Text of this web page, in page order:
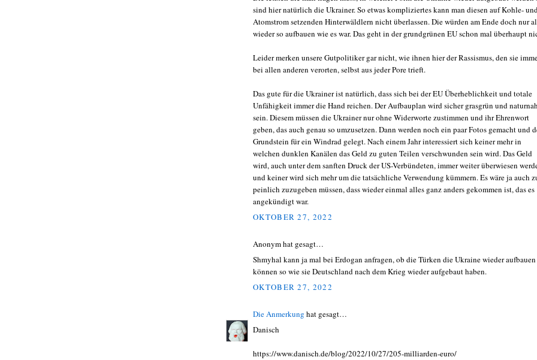
sind hier natürlich die Ukrainer. So etwas kompliziertes kann man diesen auf Kohle-
Atomstrom setzenden Hinterwäldlern nicht überlassen. Die würden am Ende doch nur
wieder so aufbauen wie es war. Das geht in der grundgrünen EU schon mal überhaupt
Leider merken unsere Gutpolitiker gar nicht, wie ihnen hier der Rassismus, den sie
bei allen anderen verorten, selbst aus jeder Pore trieft.
Das gute für die Ukrainer ist natürlich, dass sich bei der EU Überheblichkeit und totale
Unfähigkeit immer die Hand reichen. Der Aufbauplan wird sicher grasgrün und naturnah
sein. Diesem müssen die Ukrainer nur ohne Widerworte zustimmen und ihr Ehrenwort
geben, das auch genau so umzusetzen. Dann werden noch ein paar Fotos gemacht und
Grundstein für ein Windrad gelegt. Nach einem Jahr interessiert sich keiner mehr in
welchen dunklen Kanälen das Geld zu guten Teilen verschwunden sein wird. Das Geld
wird, auch unter dem sanften Druck der US-Verbündeten, immer weiter überwiesen
und keiner wird sich mehr um die tatsächliche Verwendung kümmern. Es wäre ja auch
peinlich zuzugeben müssen, dass wieder einmal alles ganz anders gekommen ist, das es
angekündigt war.
OKTOBER 27, 2022
Anonym hat gesagt…
Shmyhal kann ja mal bei Erdogan anfragen, ob die Türken die Ukraine wieder aufbauen
können so wie sie Deutschland nach dem Krieg wieder aufgebaut haben.
OKTOBER 27, 2022
Die Anmerkung hat gesagt…
Danisch
https://www.danisch.de/blog/2022/10/27/205-milliarden-euro/